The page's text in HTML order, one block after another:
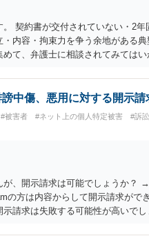
契約書が交付されていない・2年
内容・拘束力を争う余地がある
て、弁護士に相談されてみては
中傷、悪用に対する開示請
#被害者 #ネット上の個人特定被害 #訴
、開示請求は可能でしょうか？
方は内容からして開示請求がで
請求は失敗する可能性が高いで
は可能でしょうか？ →訴訟外の